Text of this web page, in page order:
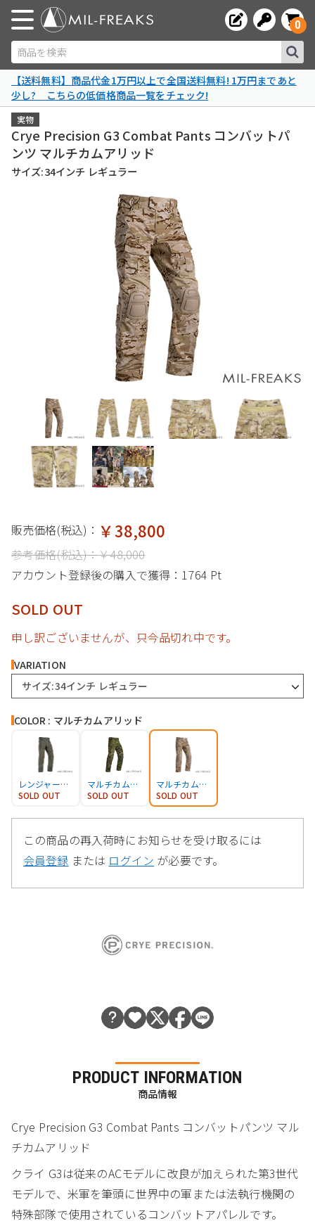
商品を検索
0
【送料無料】商品代金1万円以上で全国送料無料! 1万円まであと
少し? こちらの低価格商品一覧をチェック!
実物
Crye Precision G3 Combat Pants コンバットパ
ンツ マルチカムアリッド
サイズ:34インチ レギュラー
販売価格(税込)： ￥38,800
参考価格(税込)：￥48,000
アカウント登録後の購入で獲得： 1764 Pt
SOLD OUT
申し訳ございませんが、只今品切れ中です。
VARIATION
サイズ:34インチ レギュラー
COLOR : マルチカムアリッド
レンジャーグリーン
SOLD OUT
マルチカムトロピック
SOLD OUT
マルチカムアリッド
SOLD OUT
この商品の再入荷時にお知らせを受け取るには
会員登録 または ログイン が必要です。
PRODUCT INFORMATION
商品情報
Crye Precision G3 Combat Pants コンバットパンツ マル
チカムアリッド
クライ G3は従来のACモデルに改良が加えられた第3世代
モデルで、米軍を筆頭に世界中の軍または法執行機関の
特殊部隊で使用されているコンバットアパレルです。